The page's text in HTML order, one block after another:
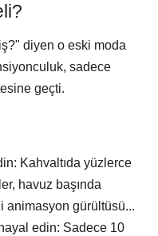
diyen o eski moda
sadece
geçti.
Kahvaltıda yüzlerce
havuz başında
animasyon gürültüsü...
edin: Sadece 10